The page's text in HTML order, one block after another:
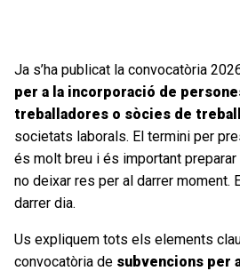
Ja s’ha publicat la convocatòria
per a la incorporació de
treballadores o sòcies de
societats laborals. El termini per
és molt breu i és important
no deixar res per al darrer moment.
darrer dia.
Us expliquem tots els elements
convocatòria de subvencions per